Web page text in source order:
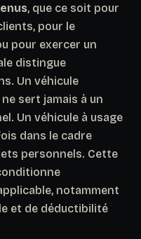
, que ce soit pour
pour le
pour exercer un
distingue
Un véhicule
sert jamais à un
Un véhicule à usage
dans le cadre
personnels. Cette
notamment
et de déductibilité